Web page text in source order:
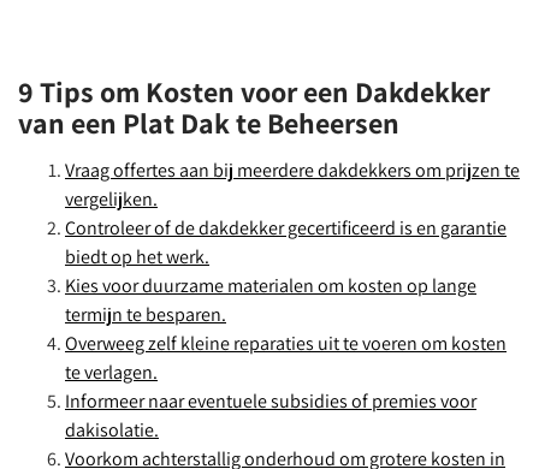
9 Tips om Kosten voor een Dakdekker
van een Plat Dak te Beheersen
Vraag offertes aan bij meerdere dakdekkers om prijzen te
vergelijken.
Controleer of de dakdekker gecertificeerd is en garantie
biedt op het werk.
Kies voor duurzame materialen om kosten op lange
termijn te besparen.
Overweeg zelf kleine reparaties uit te voeren om kosten
te verlagen.
Informeer naar eventuele subsidies of premies voor
dakisolatie.
Voorkom achterstallig onderhoud om grotere kosten in